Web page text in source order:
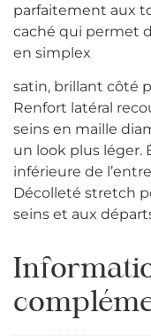
parfaitement aux
caché qui permet
en simplex
satin, brillant côté
Renfort latéral
seins en maille
un look plus léger.
inférieure de
Décolleté stretch
seins et aux